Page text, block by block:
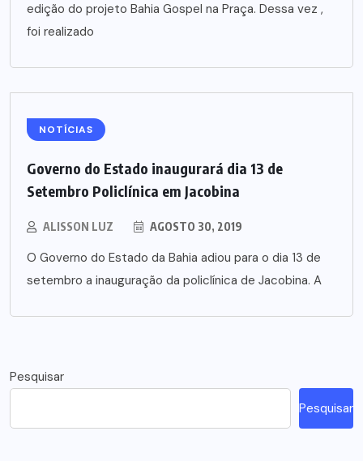
edição do projeto Bahia Gospel na Praça. Dessa vez ,
foi realizado
NOTÍCIAS
Governo do Estado inaugurará dia 13 de
Setembro Policlínica em Jacobina
ALISSON LUZ AGOSTO 30, 2019
O Governo do Estado da Bahia adiou para o dia 13 de
setembro a inauguração da policlínica de Jacobina. A
Pesquisar
Pesquisar